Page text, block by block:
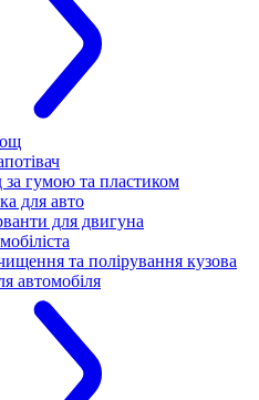
за гумою та пластиком
для авто
для двигуна
та полірування кузова
автомобіля